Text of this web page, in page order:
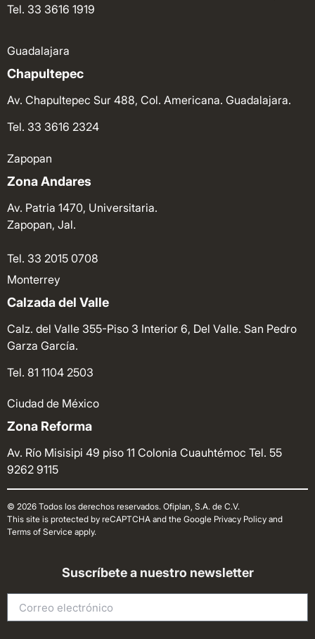
Tel. 33 3616 1919
Guadalajara
Chapultepec
Av. Chapultepec Sur 488, Col. Americana. Guadalajara.
Tel. 33 3616 2324
Zapopan
Zona Andares
Av. Patria 1470, Universitaria.
Zapopan, Jal.
Tel. 33 2015 0708
Monterrey
Calzada del Valle
Calz. del Valle 355-Piso 3 Interior 6, Del Valle. San Pedro
Garza García.
Tel. 81 1104 2503
Ciudad de México
Zona Reforma
Av. Río Misisipi 49 piso 11 Colonia Cuauhtémoc Tel. 55
9262 9115
© 2026 Todos los derechos reservados. Ofiplan, S.A. de C.V.
This site is protected by reCAPTCHA and the Google Privacy Policy and
Terms of Service apply.
Suscríbete a nuestro newsletter